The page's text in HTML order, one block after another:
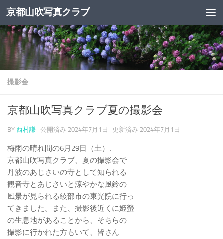
コンテンツへスキップ
京都山吹写真クラブ
撮影会
京都山吹写真クラブ夏の撮影会
BY 西村謙 · 公開済み 2024年7月1日 · 更新済み 2024年7月1日
梅雨の晴れ間の6月29日（土）、
京都山吹写真クラブ、夏の撮影会で
丹波のあじさいの寺として知られる
観音寺とあじさいと涼やかな風鈴の
風景が見られる綾部市の東光院に行っ
てきました。また、撮影後近くに姫螢
の生息地があることから、そちらの
撮影に行かれた方もいて、皆さん